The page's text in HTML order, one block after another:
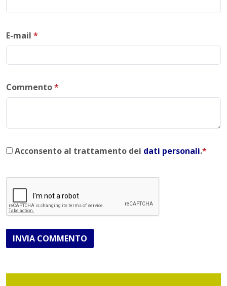
E-mail *
Commento*
Acconsento al trattamento dei dati personali.*
INVIA COMMENTO